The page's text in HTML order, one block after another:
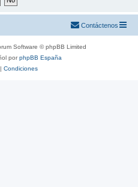
Contáctenos
Software © phpBB Limited
porphpBB España
| Condiciones